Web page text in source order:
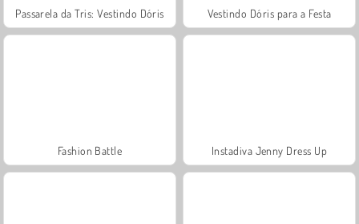
Passarela da Tris: Vestindo Dóris Vestindo Dóris para a Festa
Fashion Battle Instadiva Jenny Dress Up